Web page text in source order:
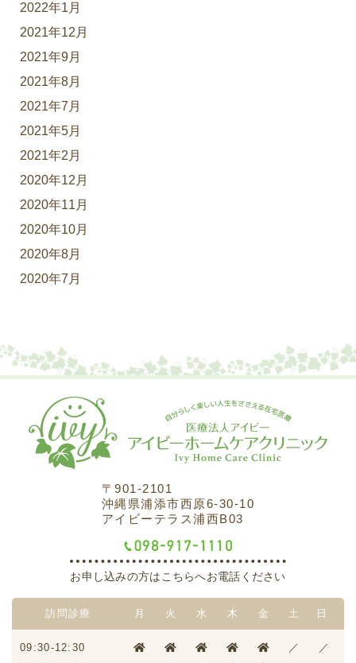
2022年1月
2021年12月
2021年9月
2021年8月
2021年7月
2021年5月
2021年2月
2020年12月
2020年11月
2020年10月
2020年8月
2020年7月
〒901-2101
沖縄県浦添市西原6-30-10
アイビーテラス浦西B03
お申し込みの方はこちらへお電話ください
訪問診療 月 火 水 木 金 土 日
09:30-12:30 ／
／